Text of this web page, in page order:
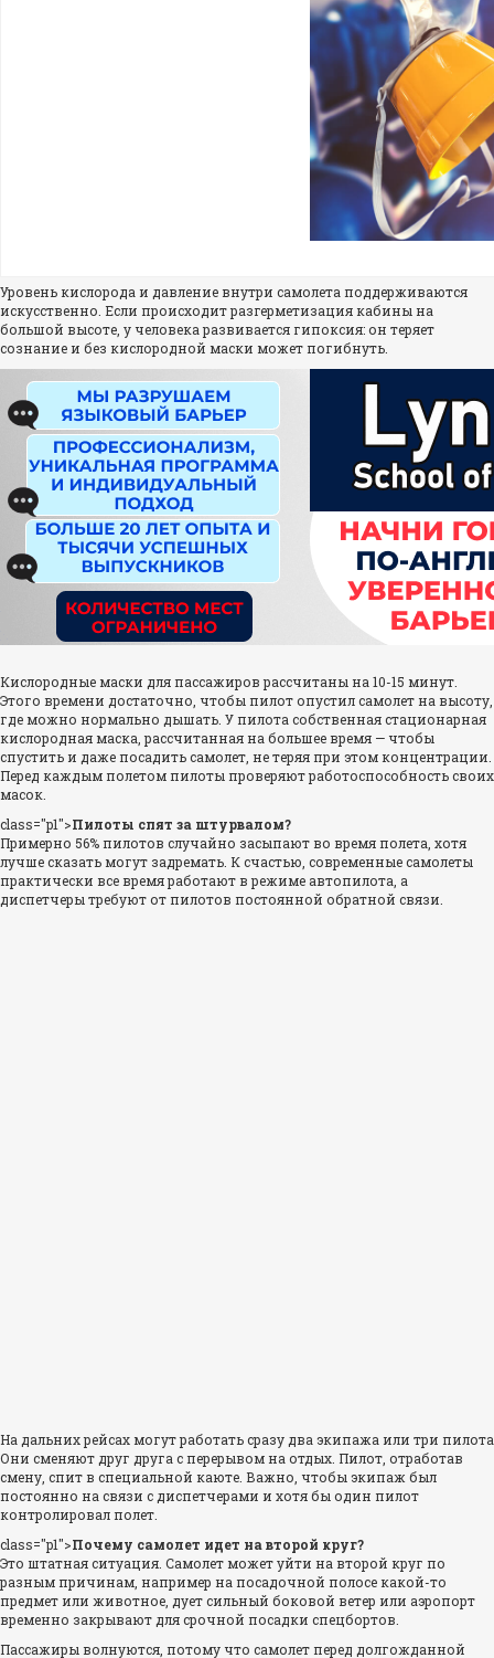
Уровень кислорода и давление внутри самолета поддерживаются
искусственно. Если происходит разгерметизация кабины на
большой высоте, у человека развивается гипоксия: он теряет
сознание и без кислородной маски может погибнуть.
Кислородные маски для пассажиров рассчитаны на 10-15 минут.
Этого времени достаточно, чтобы пилот опустил самолет на высоту,
где можно нормально дышать. У пилота собственная стационарная
кислородная маска, рассчитанная на большее время — чтобы
спустить и даже посадить самолет, не теряя при этом концентрации.
Перед каждым полетом пилоты проверяют работоспособность своих
масок.
class="p1">Пилоты спят за штурвалом?
Примерно 56% пилотов случайно засыпают во время полета, хотя
лучше сказать могут задремать. К счастью, современные самолеты
практически все время работают в режиме автопилота, а
диспетчеры требуют от пилотов постоянной обратной связи.
На дальних рейсах могут работать сразу два экипажа или три пилота
Они сменяют друг друга с перерывом на отдых. Пилот, отработав
смену, спит в специальной каюте. Важно, чтобы экипаж был
постоянно на связи с диспетчерами и хотя бы один пилот
контролировал полет.
class="p1">Почему самолет идет на второй круг?
Это штатная ситуация. Самолет может уйти на второй круг по
разным причинам, например на посадочной полосе какой-то
предмет или животное, дует сильный боковой ветер или аэропорт
временно закрывают для срочной посадки спецбортов.
Пассажиры волнуются, потому что самолет перед долгожданной